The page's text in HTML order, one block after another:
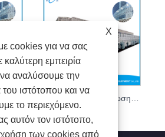
X
cookies για να σας
εμπειρία
αναλύσουμε την
του ιστότοπου και να
το περιεχόμενο.
αυτόν τον ιστότοπο,
χρήση των cookies από